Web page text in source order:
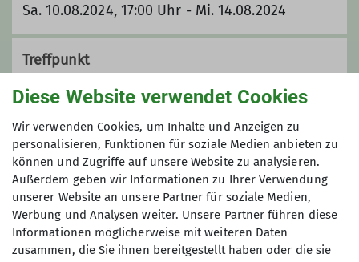
Sa. 10.08.2024, 17:00 Uhr - Mi. 14.08.2024
Treffpunkt
Pension bzw. Alm
Organisation
Mario
Diese Website verwendet Cookies
Wir verwenden Cookies, um Inhalte und Anzeigen zu
personalisieren, Funktionen für soziale Medien anbieten zu
können und Zugriffe auf unsere Website zu analysieren.
Außerdem geben wir Informationen zu Ihrer Verwendung
unserer Website an unsere Partner für soziale Medien,
Werbung und Analysen weiter. Unsere Partner führen diese
Informationen möglicherweise mit weiteren Daten
zusammen, die Sie ihnen bereitgestellt haben oder die sie